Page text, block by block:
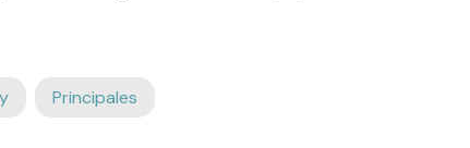
Principales